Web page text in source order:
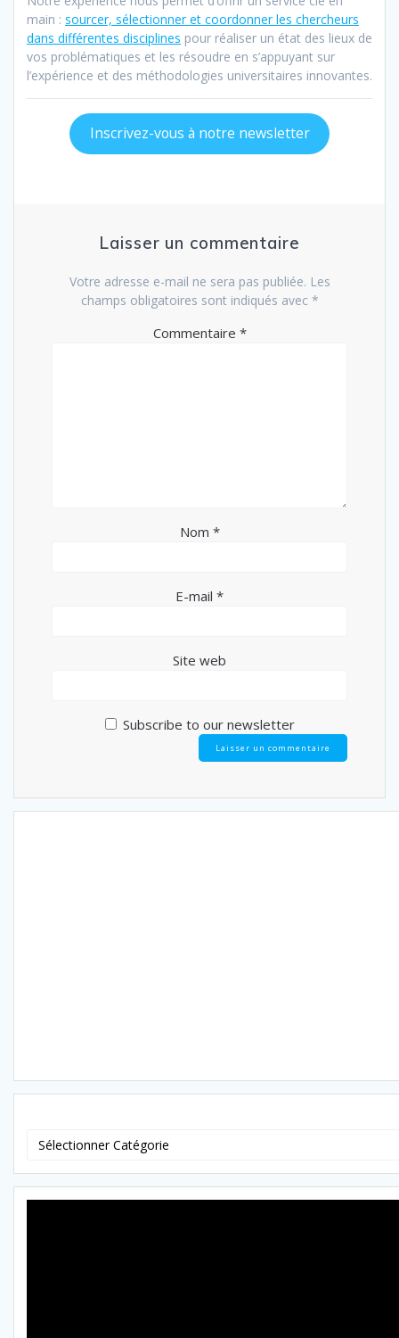
main : sourcer, sélectionner et coordonner les chercheurs
dans différentes disciplines pour réaliser un état des lieux de
vos problématiques et les résoudre en s’appuyant sur
l’expérience et des méthodologies universitaires innovantes.
Inscrivez-vous à notre newsletter
Laisser un commentaire
Votre adresse e-mail ne sera pas publiée. Les
champs obligatoires sont indiqués avec *
Commentaire *
Nom *
E-mail *
Site web
Subscribe to our newsletter